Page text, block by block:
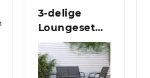
3-delige
Loungeset
schommel
aluminium
textileen